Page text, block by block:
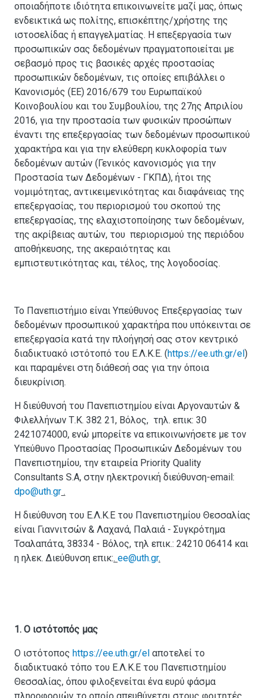
οποιαδήποτε ιδιότητα επικοινωνείτε μαζί μας, όπως
ενδεικτικά ως πολίτης, επισκέπτης/χρήστης της
ιστοσελίδας ή επαγγελματίας. Η επεξεργασία των
προσωπικών σας δεδομένων πραγματοποιείται με
σεβασμό προς τις βασικές αρχές προστασίας
προσωπικών δεδομένων, τις οποίες επιβάλλει ο
Κανονισμός (ΕΕ) 2016/679 του Ευρωπαϊκού
Κοινοβουλίου και του Συμβουλίου, της 27ης Απριλίου
2016, για την προστασία των φυσικών προσώπων
έναντι της επεξεργασίας των δεδομένων προσωπικού
χαρακτήρα και για την ελεύθερη κυκλοφορία των
δεδομένων αυτών (Γενικός κανονισμός για την
Προστασία των Δεδομένων - ΓΚΠΔ), ήτοι της
νομιμότητας, αντικειμενικότητας και διαφάνειας της
επεξεργασίας, του περιορισμού του σκοπού της
επεξεργασίας, της ελαχιστοποίησης των δεδομένων,
της ακρίβειας αυτών, του περιορισμού της περιόδου
αποθήκευσης, της ακεραιότητας και
εμπιστευτικότητας και, τέλος, της λογοδοσίας.
Το Πανεπιστήμιο είναι Υπεύθυνος Επεξεργασίας των
δεδομένων προσωπικού χαρακτήρα που υπόκεινται σε
επεξεργασία κατά την πλοήγησή σας στον κεντρικό
διαδικτυακό ιστότοπό του Ε.Λ.Κ.Ε. (https://ee.uth.gr/el)
και παραμένει στη διάθεσή σας για την όποια
διευκρίνιση.
Η διεύθυνσή του Πανεπιστημίου είναι Αργοναυτών &
Φιλελλήνων Τ.Κ. 382 21, Βόλος, τηλ. επικ: 30
2421074000, ενώ μπορείτε να επικοινωνήσετε με τον
Υπεύθυνο Προστασίας Προσωπικών Δεδομένων του
Πανεπιστημίου, την εταιρεία Priority Quality
Consultants S.A, στην ηλεκτρονική διεύθυνση-email:
dpo@uth.gr .
Η διεύθυνση του Ε.Λ.Κ.Ε του Πανεπιστημίου Θεσσαλίας
είναι Γιαννιτσών & Λαχανά, Παλαιά - Συγκρότημα
Τσαλαπάτα, 38334 - Βόλος, τηλ επικ.: 24210 06414 και
η ηλεκ. Διεύθυνση επικ:. ee@uth.gr.
1. Ο ιστότοπός μας
Ο ιστότοπος https://ee.uth.gr/el αποτελεί το
διαδικτυακό τόπο του Ε.Λ.Κ.Ε του Πανεπιστημίου
Θεσσαλίας, όπου φιλοξενείται ένα ευρύ φάσμα